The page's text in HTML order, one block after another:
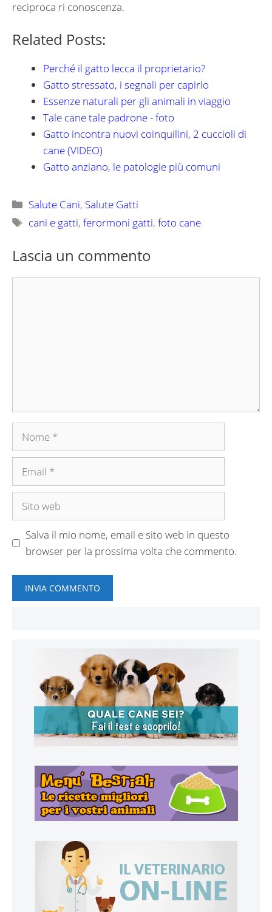
reciproca ri conoscenza.
Related Posts:
Perché il gatto lecca il proprietario?
Gatto stressato, i segnali per capirlo
Essenze naturali per gli animali in viaggio
Tale cane tale padrone - foto
Gatto incontra nuovi coinquilini, 2 cuccioli di
cane (VIDEO)
Gatto anziano, le patologie più comuni
Categorie
Salute Cani, Salute Gatti
Tag
cani e gatti,ferormoni gatti,foto cane
Lascia un commento
Nome
Email
Sito
Salva il mio nome, email e sito web in questo
browser per la prossima volta che commento.